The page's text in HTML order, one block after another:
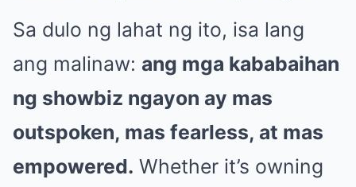
Sa dulo ng lahat ng ito, isa lang
ang malinaw: ang mga kababaihan
ng showbiz ngayon ay mas
outspoken, mas fearless, at mas
empowered. Whether it’s owning